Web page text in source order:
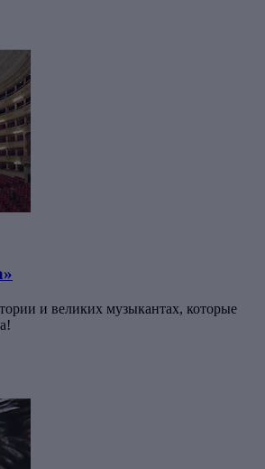
и великих музыкантах, которые